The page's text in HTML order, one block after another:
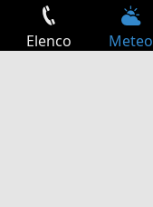
Elenco Meteo